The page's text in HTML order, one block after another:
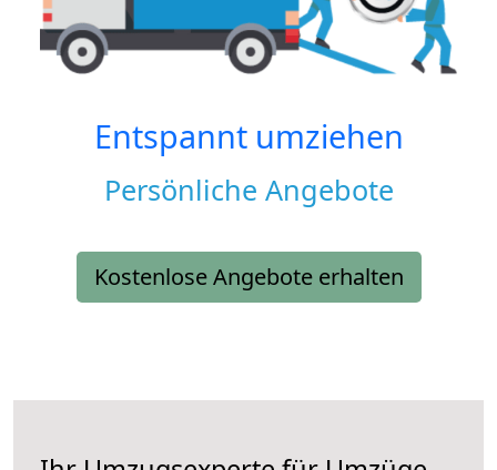
Entspannt umziehen
Persönliche Angebote
Kostenlose Angebote erhalten